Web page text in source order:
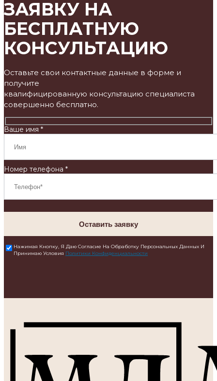
ЗАЯВКУ НА
БЕСПЛАТНУЮ
КОНСУЛЬТАЦИЮ
Оставьте свои контактные данные в форме и
получите
квалифицированную консультацию специалиста
совершенно бесплатно.
Ваше имя *
Номер телефона *
Оставить заявку
Нажимая Кнопку, Я Даю Согласие На Обработку Персональных Данных И
Принимаю Условия Политики Конфиденциальности